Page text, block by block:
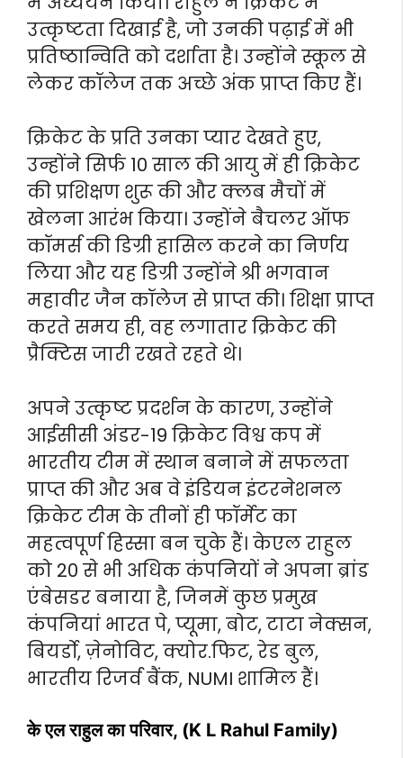
उत्कृष्टता दिखाई है, जो उनकी पढ़ाई में भी
प्रतिष्ठान्विति को दर्शाता है। उन्होंने स्कूल से
लेकर कॉलेज तक अच्छे अंक प्राप्त किए हैं।
क्रिकेट के प्रति उनका प्यार देखते हुए,
उन्होंने सिर्फ 10 साल की आयु में ही क्रिकेट
की प्रशिक्षण शुरू की और क्लब मैचों में
खेलना आरंभ किया। उन्होंने बैचलर ऑफ
कॉमर्स की डिग्री हासिल करने का निर्णय
लिया और यह डिग्री उन्होंने श्री भगवान
महावीर जैन कॉलेज से प्राप्त की। शिक्षा प्राप्त
करते समय ही, वह लगातार क्रिकेट की
प्रैक्टिस जारी रखते रहते थे।
अपने उत्कृष्ट प्रदर्शन के कारण, उन्होंने
आईसीसी अंडर-19 क्रिकेट विश्व कप में
भारतीय टीम में स्थान बनाने में सफलता
प्राप्त की और अब वे इंडियन इंटरनेशनल
क्रिकेट टीम के तीनों ही फॉर्मेट का
महत्वपूर्ण हिस्सा बन चुके हैं। केएल राहुल
को 20 से भी अधिक कंपनियों ने अपना ब्रांड
एंबेसडर बनाया है, जिनमें कुछ प्रमुख
कंपनियां भारत पे, प्यूमा, बोट, टाटा नेक्सन,
बियर्डो, ज़ेनोविट, क्योर.फिट, रेड बुल,
भारतीय रिजर्व बैंक, NUMI शामिल हैं।
के एल राहुल का परिवार, (K L Rahul Family)